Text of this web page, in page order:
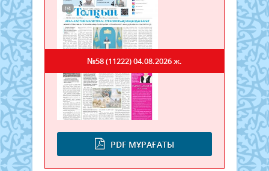
PDF МҰРАҒАТЫ
№58 (11222)04.08.2026 ж.